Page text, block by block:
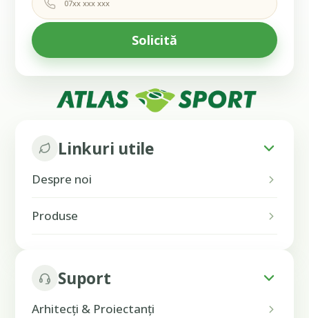
Linkuri utile
Despre noi
Produse
Suport
Arhitecți & Proiectanți